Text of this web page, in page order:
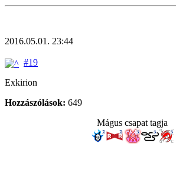
2016.05.01. 23:44
#19
Exkirion
Hozzászólások: 649
Mágus csapat tagja